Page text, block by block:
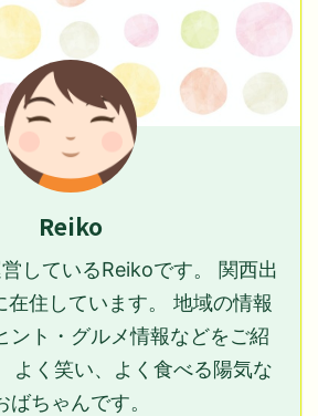
Reiko
しているReikoです。 関西出
在住しています。 地域の情報
ント・グルメ情報などをご紹
よく笑い、よく食べる陽気な
ばちゃんです。